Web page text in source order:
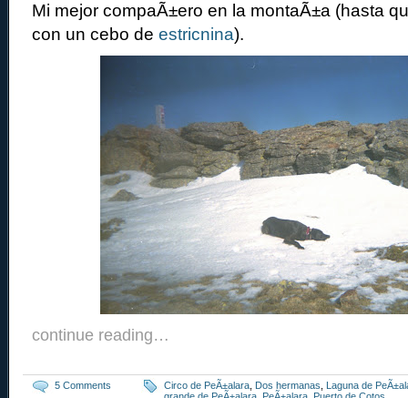
Mi mejor compaÃ±ero en la montaÃ±a (hasta
con un cebo de estricnina).
continue reading…
5 Comments Circo de PeÃ±alara Dos hermanas
Laguna de